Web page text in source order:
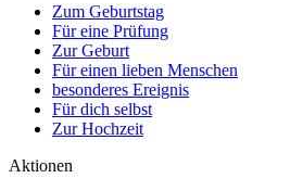
Zum Geburtstag
Für eine Prüfung
Zur Geburt
Für einen lieben Menschen
besonderes Ereignis
Für dich selbst
Zur Hochzeit
Aktionen